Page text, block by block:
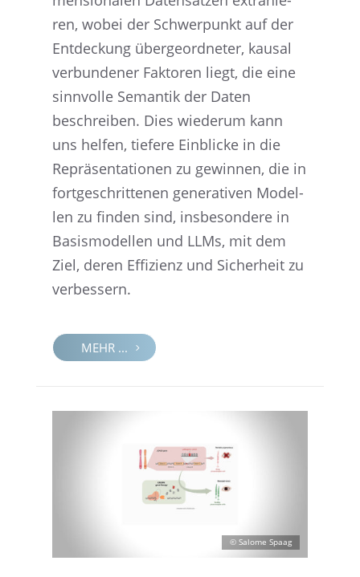
ren, wobei der Schwer­punkt auf der
Entde­ckung überge­ord­ne­ter, kausal
verbun­de­ner Fakto­ren liegt, die eine
sinnvolle Seman­tik der Daten
beschrei­ben. Dies wiederum kann
uns helfen, tiefere Einbli­cke in die
Reprä­sen­ta­tio­nen zu gewin­nen, die in
fortge­schrit­te­nen genera­ti­ven Model­
len zu finden sind, insbe­son­dere in
Basis­mo­del­len und LLMs, mit dem
Ziel, deren Effizi­enz und Sicher­heit zu
verbessern.
MEHR ...
© Salome Spaag